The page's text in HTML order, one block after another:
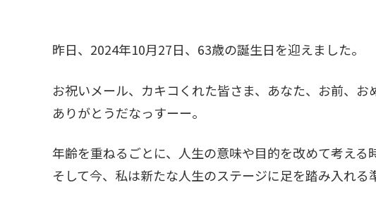
昨日、2024年10月27日、63歳の誕生日を迎えました。
お祝いメール、カキコくれた皆さま、あなた、お前、お
ありがとうだなっすーー。
年齢を重ねるごとに、人生の意味や目的を改めて考える
そして今、私は新たな人生のステージに足を踏み入れる